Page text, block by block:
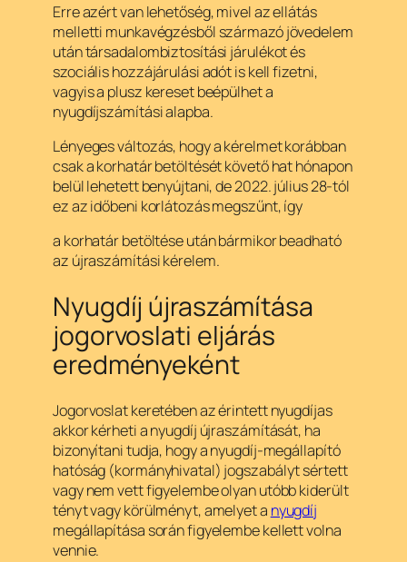
Erre azért van lehetőség, mivel az ellátás
melletti munkavégzésből származó jövedelem
után társadalombiztosítási járulékot és
szociális hozzájárulási adót is kell fizetni,
vagyis a plusz kereset beépülhet a
nyugdíjszámítási alapba.
Lényeges változás, hogy a kérelmet korábban
csak a korhatár betöltését követő hat hónapon
belül lehetett benyújtani, de 2022. július 28-tól
ez az időbeni korlátozás megszűnt, így
a korhatár betöltése után bármikor beadható
az újraszámítási kérelem.
Nyugdíj újraszámítása
jogorvoslati eljárás
eredményeként
Jogorvoslat keretében az érintett nyugdíjas
akkor kérheti a nyugdíj újraszámítását, ha
bizonyítani tudja, hogy a nyugdíj-megállapító
hatóság (kormányhivatal) jogszabályt sértett
vagy nem vett figyelembe olyan utóbb kiderült
tényt vagy körülményt, amelyet a nyugdíj
megállapítása során figyelembe kellett volna
vennie.